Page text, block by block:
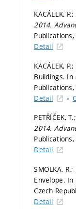
KACÁLEK,
2014.
Detail
KACÁLEK,
Buildings. In
Detail
PETŘÍČEK,
2014.
Detail
SMOLKA,
Envelope. In
Czech
Detail